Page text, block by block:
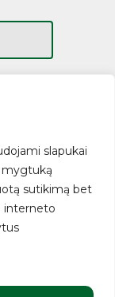
slapukai
mygtuką
sutikimą bet
interneto